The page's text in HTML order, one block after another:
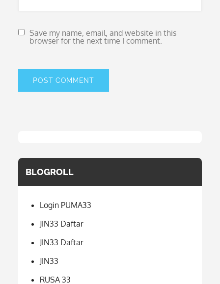
Save my name, email, and website in this
browser for the next time I comment.
BLOGROLL
Login PUMA33
JIN33 Daftar
JIN33 Daftar
JIN33
RUSA 33